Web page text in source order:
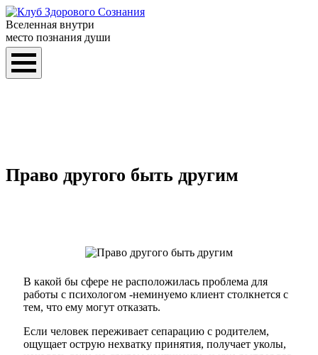
Вселенная внутри
место познания души
Право другого быть другим
В какой бы сфере не расположилась проблема для
работы с психологом -неминуемо клиент столкнется с
тем, что ему могут отказать.
Если человек переживает сепарацию с родителем,
ощущает острую нехватку принятия, получает уколы,